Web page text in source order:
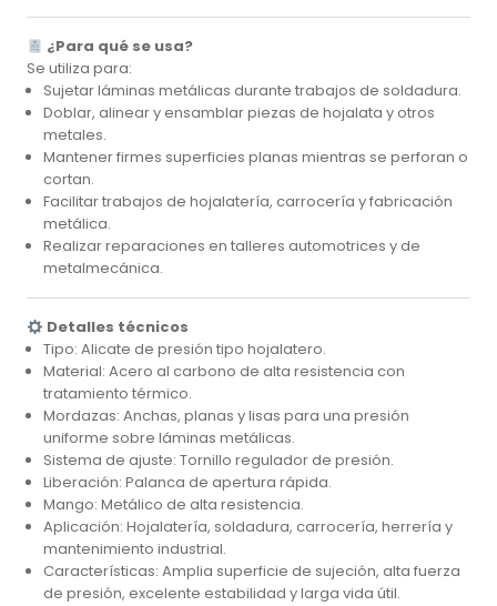
¿Para qué se usa?
Se utiliza para:
Sujetar láminas metálicas durante trabajos de soldadura.
Doblar, alinear y ensamblar piezas de hojalata y otros
metales.
Mantener firmes superficies planas mientras se perforan o
cortan.
Facilitar trabajos de hojalatería, carrocería y fabricación
metálica.
Realizar reparaciones en talleres automotrices y de
metalmecánica.
Detalles técnicos
Tipo: Alicate de presión tipo hojalatero.
Material: Acero al carbono de alta resistencia con
tratamiento térmico.
Mordazas: Anchas, planas y lisas para una presión
uniforme sobre láminas metálicas.
Sistema de ajuste: Tornillo regulador de presión.
Liberación: Palanca de apertura rápida.
Mango: Metálico de alta resistencia.
Aplicación: Hojalatería, soldadura, carrocería, herrería y
mantenimiento industrial.
Características: Amplia superficie de sujeción, alta fuerza
de presión, excelente estabilidad y larga vida útil.